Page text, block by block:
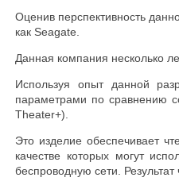
Оценив перспективность
как Seagate.
Данная компания несколько
Используя опыт данной
параметрами по сравнению
Theater+).
Это изделие обеспечивает
качестве которых могут
беспроводную сети.